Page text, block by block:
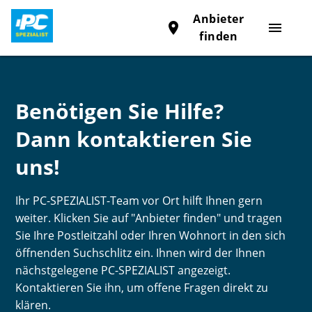
menu
place
Anbieter
finden
Benötigen Sie Hilfe?
Dann kontaktieren Sie
uns!
Ihr PC-SPEZIALIST-Team vor Ort hilft Ihnen gern
weiter. Klicken Sie auf "Anbieter finden" und tragen
Sie Ihre Postleitzahl oder Ihren Wohnort in den sich
öffnenden Suchschlitz ein. Ihnen wird der Ihnen
nächstgelegene PC-SPEZIALIST angezeigt.
Kontaktieren Sie ihn, um offene Fragen direkt zu
klären.